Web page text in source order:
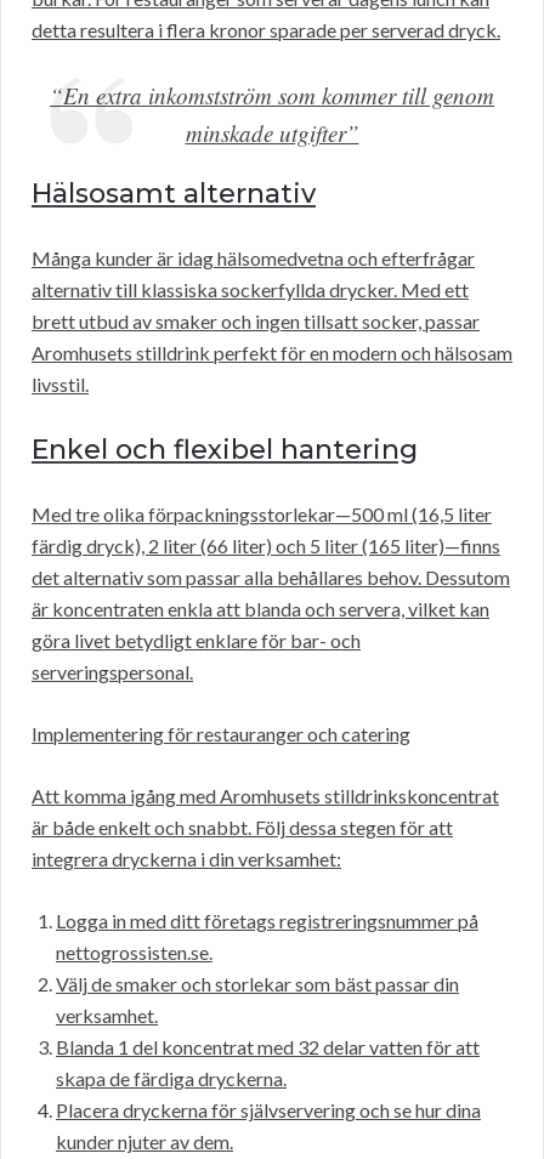
detta resultera i flera kronor sparade per serverad dryck.
“En extra inkomstström som kommer till genom
minskade utgifter”
Hälsosamt alternativ
Många kunder är idag hälsomedvetna och efterfrågar
alternativ till klassiska sockerfyllda drycker. Med ett
brett utbud av smaker och ingen tillsatt socker, passar
Aromhusets stilldrink perfekt för en modern och hälsosam
livsstil.
Enkel och flexibel hantering
Med tre olika förpackningsstorlekar—500 ml (16,5 liter
färdig dryck), 2 liter (66 liter) och 5 liter (165 liter)—finns
det alternativ som passar alla behållares behov. Dessutom
är koncentraten enkla att blanda och servera, vilket kan
göra livet betydligt enklare för bar- och
serveringspersonal.
Implementering för restauranger och catering
Att komma igång med Aromhusets stilldrinkskoncentrat
är både enkelt och snabbt. Följ dessa stegen för att
integrera dryckerna i din verksamhet:
Logga in med ditt företags registreringsnummer på
nettogrossisten.se.
Välj de smaker och storlekar som bäst passar din
verksamhet.
Blanda 1 del koncentrat med 32 delar vatten för att
skapa de färdiga dryckerna.
Placera dryckerna för självservering och se hur dina
kunder njuter av dem.